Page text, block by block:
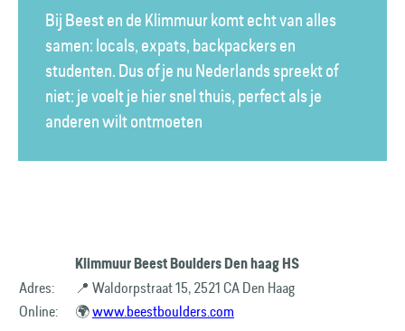
Bij Beest en de Klimmuur komt echt van alles
samen: locals, expats, backpackers en
studenten. Dus of je nu Nederlands spreekt of
niet: je voelt je hier snel thuis, perfect als je
anderen wilt ontmoeten
Klimmuur Beest Boulders Den haag HS
Adres:
📍 Waldorpstraat 15, 2521 CA Den Haag
Online:
🌍www.beestboulders.com